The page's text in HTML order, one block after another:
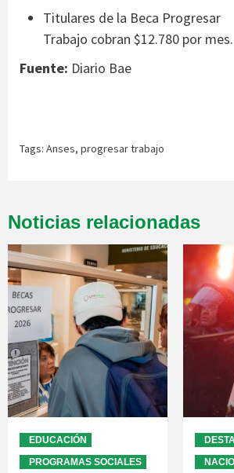
Titulares de la Beca Progresar
Trabajo cobran $12.780 por mes.
Fuente: Diario Bae
Tags: Anses, progresar trabajo
Noticias relacionadas
EDUCACIÓN
PROGRAMAS SOCIALES